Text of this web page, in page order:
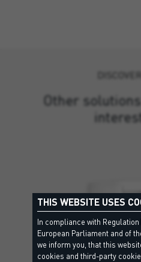
Other
THIS WEBSITE USES
In compliance with Regulation
European Parliament and of
we inform you, that this
cookies and third-party